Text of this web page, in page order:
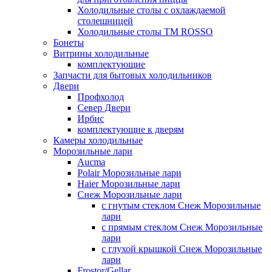
Холодильные столы с охлаждаемой
столешницей
Холодильные столы ТМ ROSSO
Бонеты
Витрины холодильные
комплектующие
Запчасти для бытовых холодильников
Двери
Профхолод
Север Двери
Ирбис
комплектующие к дверям
Камеры холодильные
Морозильные лари
Aucma
Polair Морозильные лари
Haier Морозильные лари
Снеж Морозильные лари
с гнутым стеклом Снеж Морозильные
лари
с прямым стеклом Снеж Морозильные
лари
с глухой крышкой Снеж Морозильные
лари